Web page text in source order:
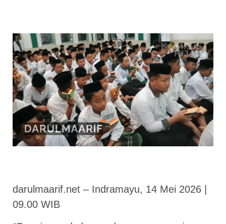
darulmaarif.net – Indramayu, 14 Mei 2026 |
09.00 WIB